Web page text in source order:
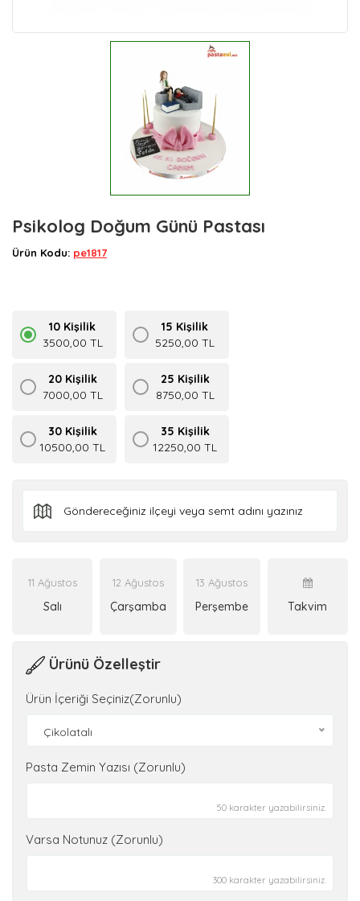
Psikolog Doğum Günü Pastası
Ürün Kodu: pe1817
10 Kişilik
3500,00 TL
15 Kişilik
5250,00 TL
20 Kişilik
7000,00 TL
25 Kişilik
8750,00 TL
30 Kişilik
10500,00 TL
35 Kişilik
12250,00 TL
11 Ağustos
Salı
12 Ağustos
Çarşamba
13 Ağustos
Perşembe Takvim
Ürünü Özelleştir
Ürün İçeriği Seçiniz(Zorunlu)
Çikolatalı
Pasta Zemin Yazısı (Zorunlu)
50 karakter yazabilirsiniz.
Varsa Notunuz (Zorunlu)
300 karakter yazabilirsiniz.